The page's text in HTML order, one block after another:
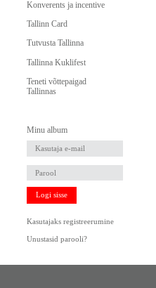
Konverents ja incentive
Tallinn Card
Tutvusta Tallinna
Tallinna Kuklifest
Teneti võttepaigad
Tallinnas
Minu album
Logi sisse
Kasutajaks registreerumine
Unustasid parooli?